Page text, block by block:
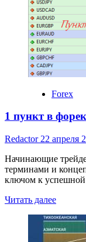
и
и
на
пары
Forex
1 пункт в
Redactor 22 апреля
Начинающие
терминами и
ключом к
Читать далееRead
about
1